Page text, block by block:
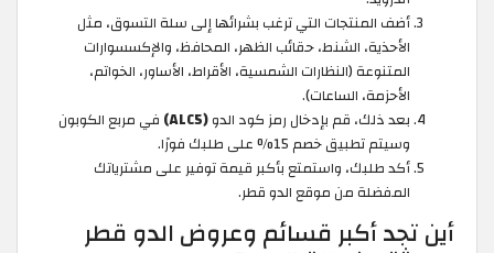
أضف المنتجات التي ترغب بشرائها إلى سلة التسوق، مثل
الأحذية، الشنط، حقائب الظهر، المحافظ، والإكسسوارات
المتنوعة (النظارات الشمسية، الأقراط، الأساور، الخواتم،
الأحزمة، الساعات).
بعد ذلك، قم بإدخال رمز كود الدو(ALC5)
في مربع الكوبون
وسيتم تطبيق خصم 15% على طلبك فورًا.
أكد طلبك، واستمتع بأكبر قيمة توفير على مشترياتك
المفضلة من موقع الدو قطر.
أين تجد أكبر قسائم وعروض الدو قطر